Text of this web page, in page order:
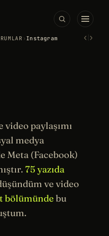
› Instagram ‹›
paylaşımı
medya
Meta (Facebook)
75 yazıda
ve video
bölümünde bu